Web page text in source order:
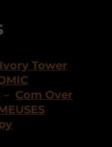
Tower
– Com Over